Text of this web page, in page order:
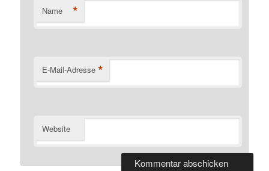
Name *
E-Mail-Adresse *
Website